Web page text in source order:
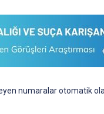
numaralar otomatik